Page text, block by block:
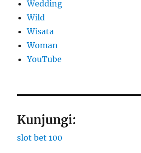
Wedding
Wild
Wisata
Woman
YouTube
Kunjungi:
slot bet 100